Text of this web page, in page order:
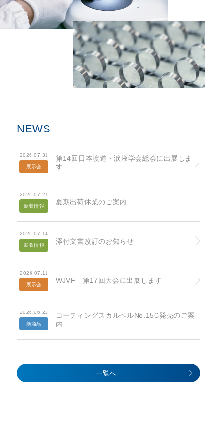
NEWS
2026.07.31
展示会
第14回日本涙道・涙液学会総会に出展しま
す
2026.07.21
新着情報
夏期出荷休業のご案内
2026.07.14
新着情報
添付文書改訂のお知らせ
2026.07.11
展示会
WJVF 第17回大会に出展します
2026.06.22
新商品
コーティングスカルペルNo.15C発売のご案
内
一覧へ